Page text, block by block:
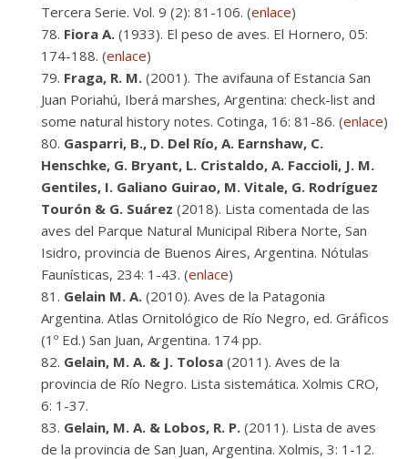
Tercera Serie. Vol. 9 (2): 81-106. (enlace)
Fiora A. (1933). El peso de aves. El Hornero, 05:
174-188. (enlace)
Fraga, R. M. (2001). The avifauna of Estancia San
Juan Poriahú, Iberá marshes, Argentina: check-list and
some natural history notes. Cotinga, 16: 81-86. (enlace)
Gasparri, B., D. Del Río, A. Earnshaw, C.
Henschke, G. Bryant, L. Cristaldo, A. Faccioli, J. M.
Gentiles, I. Galiano Guirao, M. Vitale, G. Rodríguez
Tourón & G. Suárez (2018). Lista comentada de las
aves del Parque Natural Municipal Ribera Norte, San
Isidro, provincia de Buenos Aires, Argentina. Nótulas
Faunísticas, 234: 1-43. (enlace)
Gelain M. A. (2010). Aves de la Patagonia
Argentina. Atlas Ornitológico de Río Negro, ed. Gráficos
(1º Ed.) San Juan, Argentina. 174 pp.
Gelain, M. A. & J. Tolosa (2011). Aves de la
provincia de Río Negro. Lista sistemática. Xolmis CRO,
6: 1-37.
Gelain, M. A. & Lobos, R. P. (2011). Lista de aves
de la provincia de San Juan, Argentina. Xolmis, 3: 1-12.